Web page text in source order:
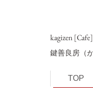
kagizen [Cafe]
鍵善良房（
TOP